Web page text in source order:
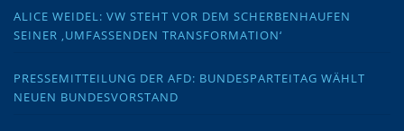
ALICE WEIDEL: VW STEHT VOR DEM SCHERBENHAUFEN
SEINER ‚UMFASSENDEN TRANSFORMATION‘
PRESSEMITTEILUNG DER AFD: BUNDESPARTEITAG WÄHLT
NEUEN BUNDESVORSTAND